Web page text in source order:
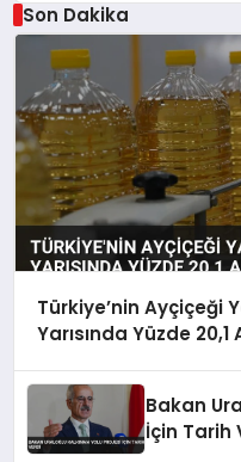
Son Dakika
Türkiye’nin Ayçiçeği
Yarısında Yüzde 20,1
Bakan
İçin Tarih